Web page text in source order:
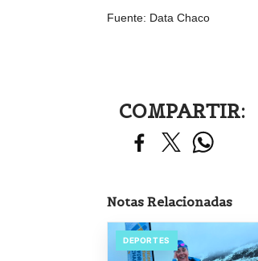
Fuente: Data Chaco
COMPARTIR:
Notas Relacionadas
DEPORTES